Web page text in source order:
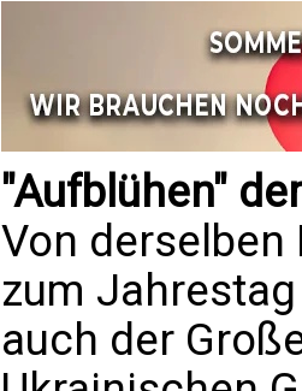
"Aufblühen"
Von
zum
auch der